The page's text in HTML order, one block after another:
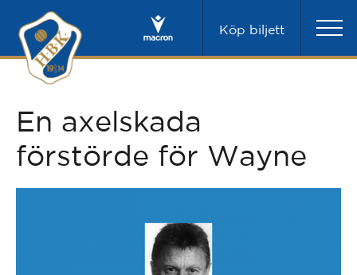
Köp biljett
En axelskada
förstörde för Wayne